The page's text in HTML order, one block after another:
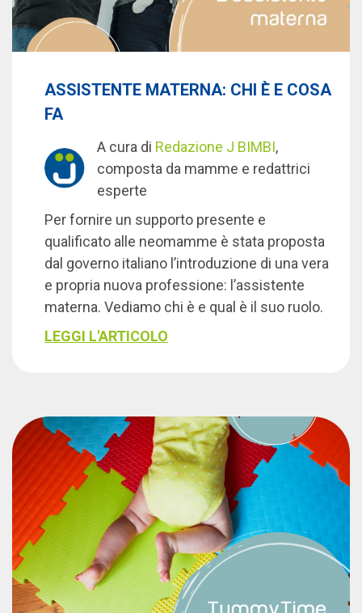
ASSISTENTE MATERNA: CHI È E COSA
FA
A cura di Redazione J BIMBI,
composta da mamme e redattrici
esperte
Per fornire un supporto presente e
qualificato alle neomamme è stata proposta
dal governo italiano l’introduzione di una vera
e propria nuova professione: l’assistente
materna. Vediamo chi è e qual è il suo ruolo.
LEGGI L'ARTICOLO